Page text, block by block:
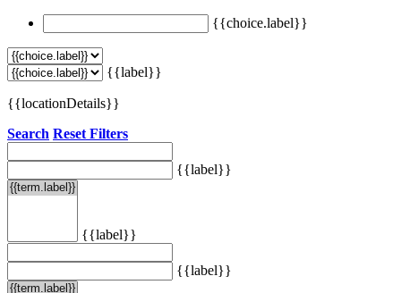
{{choice.label}}
{{label}}
{{locationDetails}}
Search Reset Filters
{{label}}
{{label}}
{{label}}